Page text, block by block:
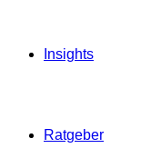
Insights
Ratgeber